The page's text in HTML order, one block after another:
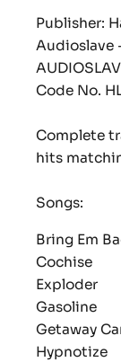
Publisher:
Audioslave
Code No.
Complete
hits
Songs:
Bring Em
Cochise
Exploder
Gasoline
Getaway
Hypnotize